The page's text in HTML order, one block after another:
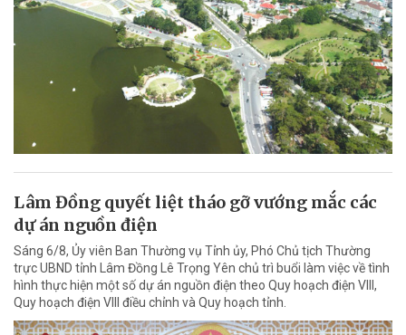
Lâm Đồng quyết liệt tháo gỡ vướng mắc các
dự án nguồn điện
Sáng 6/8, Ủy viên Ban Thường vụ Tỉnh ủy, Phó Chủ tịch Thường
trực UBND tỉnh Lâm Đồng Lê Trọng Yên chủ trì buổi làm việc về tình
hình thực hiện một số dự án nguồn điện theo Quy hoạch điện VIII,
Quy hoạch điện VIII điều chỉnh và Quy hoạch tỉnh.